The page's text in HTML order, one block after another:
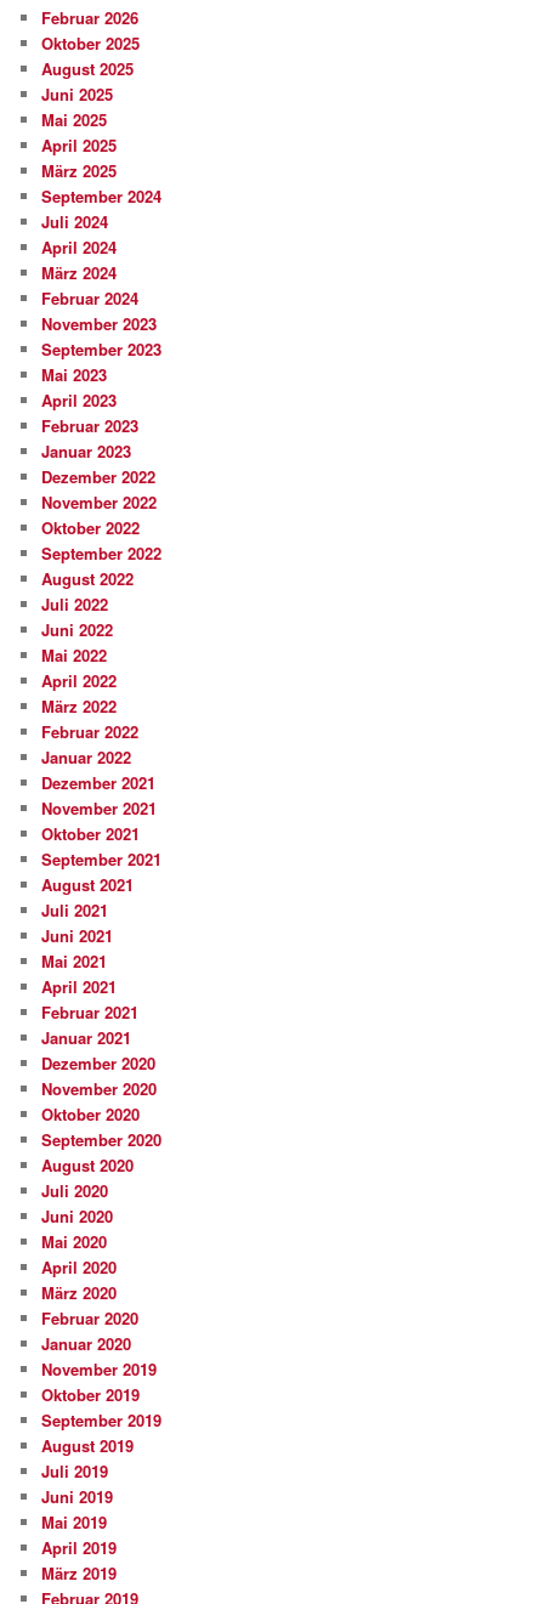
Februar 2026
Oktober 2025
August 2025
Juni 2025
Mai 2025
April 2025
März 2025
September 2024
Juli 2024
April 2024
März 2024
Februar 2024
November 2023
September 2023
Mai 2023
April 2023
Februar 2023
Januar 2023
Dezember 2022
November 2022
Oktober 2022
September 2022
August 2022
Juli 2022
Juni 2022
Mai 2022
April 2022
März 2022
Februar 2022
Januar 2022
Dezember 2021
November 2021
Oktober 2021
September 2021
August 2021
Juli 2021
Juni 2021
Mai 2021
April 2021
Februar 2021
Januar 2021
Dezember 2020
November 2020
Oktober 2020
September 2020
August 2020
Juli 2020
Juni 2020
Mai 2020
April 2020
März 2020
Februar 2020
Januar 2020
November 2019
Oktober 2019
September 2019
August 2019
Juli 2019
Juni 2019
Mai 2019
April 2019
März 2019
Februar 2019